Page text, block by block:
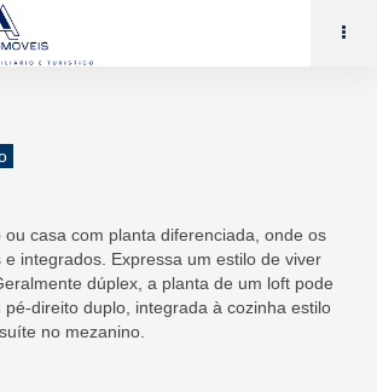
alaffat@gmail.com
casa com planta diferenciada, onde os
integrados. Expressa um estilo de viver
dúplex, a planta de um loft pode
direito duplo, integrada à cozinha estilo
no mezanino.